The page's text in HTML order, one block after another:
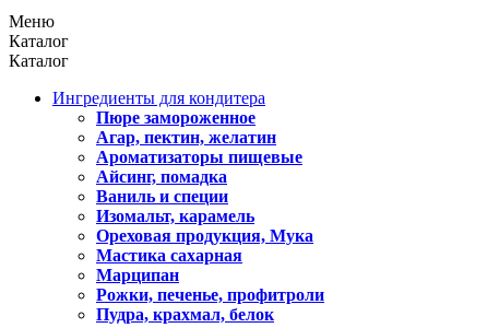
Меню
Каталог
Каталог
Ингредиенты для кондитера
Пюре замороженное
Агар, пектин, желатин
Ароматизаторы пищевые
Айсинг, помадка
Ваниль и специи
Изомальт, карамель
Ореховая продукция, Мука
Мастика сахарная
Марципан
Рожки, печенье, профитроли
Пудра, крахмал, белок